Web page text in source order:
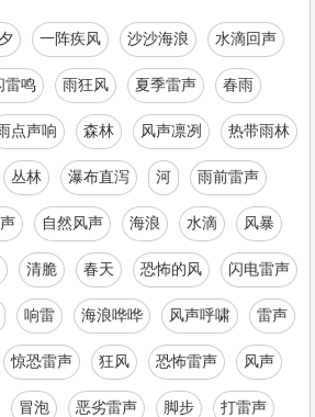
一阵疾风 沙沙海浪 水滴回声
雷鸣 雨狂风 夏季雷声 春雨
点声响 森林 风声凛冽 热带雨林
丛林 瀑布直泻 河 雨前雷声
自然风声 海浪 水滴 风暴
清脆 春天 恐怖的风 闪电雷声
响雷 海浪哗哗 风声呼啸 雷声
惊恐雷声 狂风 恐怖雷声 风声
冒泡 恶劣雷声 脚步 打雷声